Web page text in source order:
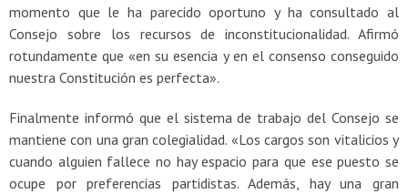
momento que le ha parecido oportuno y ha consultado al
Consejo sobre los recursos de inconstitucionalidad. Afirmó
rotundamente que «en su esencia y en el consenso conseguido
nuestra Constitución es perfecta».
Finalmente informó que el sistema de trabajo del Consejo se
mantiene con una gran colegialidad. «Los cargos son vitalicios y
cuando alguien fallece no hay espacio para que ese puesto se
ocupe por preferencias partidistas. Además, hay una gran